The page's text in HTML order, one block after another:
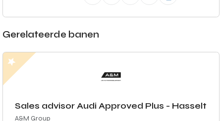
Gerelateerde banen
Sales advisor Audi Approved Plus - Hasselt
A&M Group